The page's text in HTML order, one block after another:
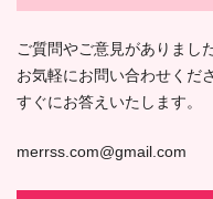
ご質問やご意見がありまし
お気軽にお問い合わせくだ
すぐにお答えいたします。
merrss.com@gmail.com